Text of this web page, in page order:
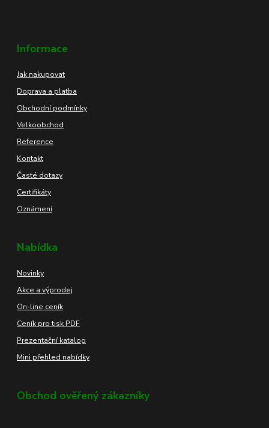
Informace
Jak nakupovat
Doprava a platba
Obchodní podmínky
Velkoobchod
Reference
Kontakt
Časté dotazy
Certifikáty
Oznámení
Nabídka
Novinky
Akce a výprodej
On-line ceník
Ceník pro tisk PDF
Prezentační katalog
Mini přehled nabídky
Obchod ověřený zákazníky